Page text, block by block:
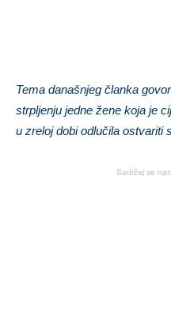
Tema današnjeg članka
strpljenju jedne žene koja je
u zreloj dobi odlučila ostvariti
Sadržaj se